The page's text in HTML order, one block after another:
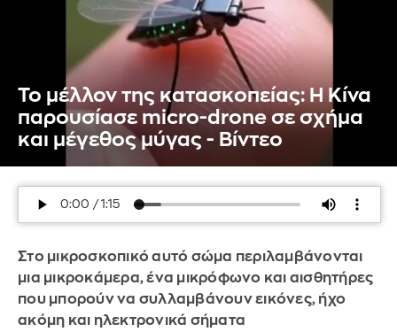
Το μέλλον της κατασκοπείας: Η Κίνα
παρουσίασε micro-drone σε σχήμα
και μέγεθος μύγας - Βίντεο
Στο μικροσκοπικό αυτό σώμα περιλαμβάνονται
μια μικροκάμερα, ένα μικρόφωνο και αισθητήρες
που μπορούν να συλλαμβάνουν εικόνες, ήχο
ακόμη και ηλεκτρονικά σήματα